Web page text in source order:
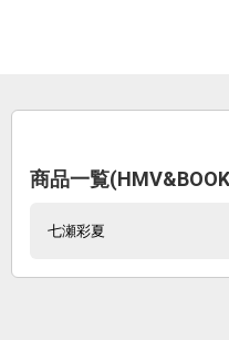
商品一覧
七瀬彩夏